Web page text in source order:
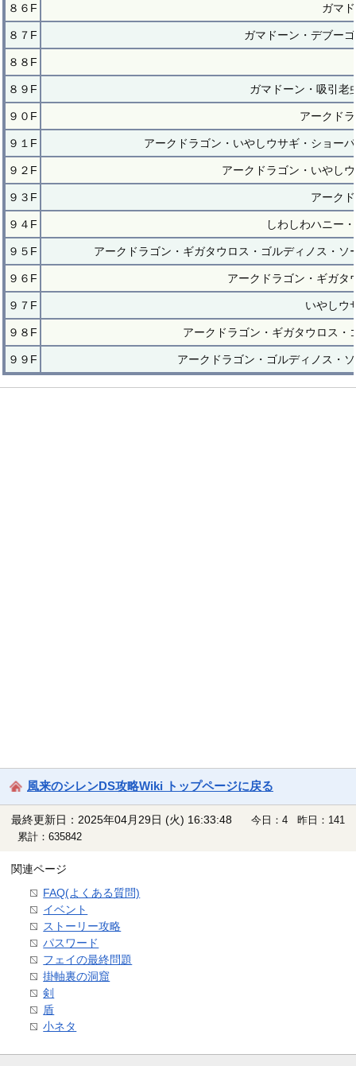
８６F ガマ
８７F ガマドーン・デブー
８８F
８９F ガマドーン・吸引老
９０F アークド
９１F アークドラゴン・いやしウサギ・ショー
９２F アークドラゴン・いやし
９３F アーク
９４F しわしわハニー
９５F アークドラゴン・ギガタウロス・ゴルディノス・
９６F アークドラゴン・ギガタ
９７F いやしウ
９８F アークドラゴン・ギガタウロス
９９F アークドラゴン・ゴルディノス・
風来のシレンDS攻略Wiki トップページに戻る
最終更新日：2025年04月29日 (火) 16:33:48
今日：4 昨日：141
累計：635842
関連ページ
FAQ(よくある質問)
イベント
ストーリー攻略
パスワード
フェイの最終問題
掛軸裏の洞窟
剣
盾
小ネタ